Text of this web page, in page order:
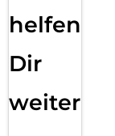
helfen
Dir
weiter